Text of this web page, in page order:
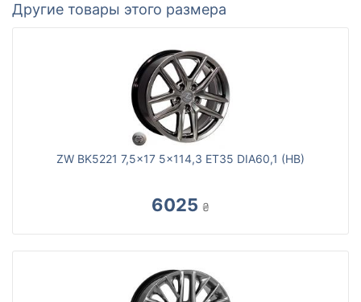
Другие товары этого размера
ZW BK5221 7,5x17 5x114,3 ET35 DIA60,1 (HB)
6025 ₴